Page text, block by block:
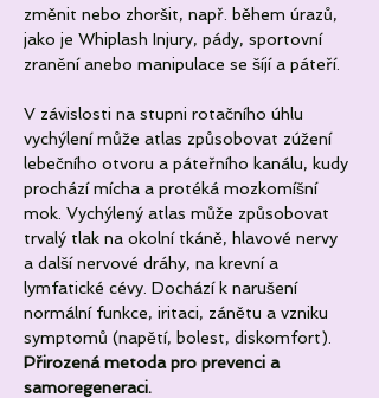
změnit nebo zhoršit, např. během úrazů,
jako je Whiplash Injury, pády, sportovní
zranění anebo manipulace se šíjí a páteří.
V závislosti na stupni rotačního úhlu
vychýlení může atlas způsobovat zúžení
lebečního otvoru a páteřního kanálu, kudy
prochází mícha a protéká mozkomíšní
mok. Vychýlený atlas může způsobovat
trvalý tlak na okolní tkáně, hlavové nervy
a další nervové dráhy, na krevní a
lymfatické cévy. Dochází k narušení
normální funkce, iritaci, zánětu a vzniku
symptomů (napětí, bolest, diskomfort).
Přirozená metoda pro prevenci a
samoregeneraci.